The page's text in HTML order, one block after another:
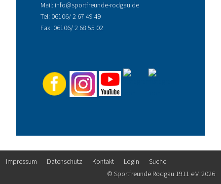
Mail: info@sportfreunde-rodgau.de
Tel: 06106/ 2 67 49 49
Fax: 06106/ 2 68 55 02
Impressum Datenschutz Kontakt Login
Suche
© Sportfreunde Rodgau 1911 e.V. 2026